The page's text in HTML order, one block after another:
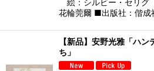
花輪莞爾 ■出版社：偕
【新品】安野光雅「ハ
ち」